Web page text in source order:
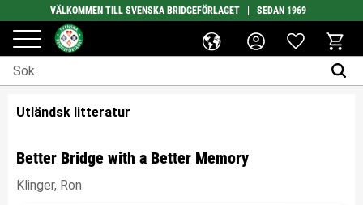
Meny
VÄLKOMMEN TILL SVENSKA BRIDGEFÖRLAGET | SEDAN 1969
Favoriter
Utländsk litteratur
Better Bridge with a Better Memory
Klinger, Ron